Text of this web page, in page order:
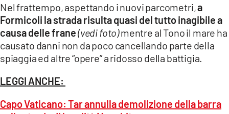
Nel frattempo, aspettando i nuovi parcometri,a
Formicoli la strada risulta quasi del tutto inagibile a
causa delle frane(vedi foto)mentre al Tono il mare ha
causato danni non da poco cancellando parte della
spiaggia ed altre “opere” a ridosso della battigia.
LEGGI ANCHE:
Capo Vaticano: Tar annulla demolizione della barra